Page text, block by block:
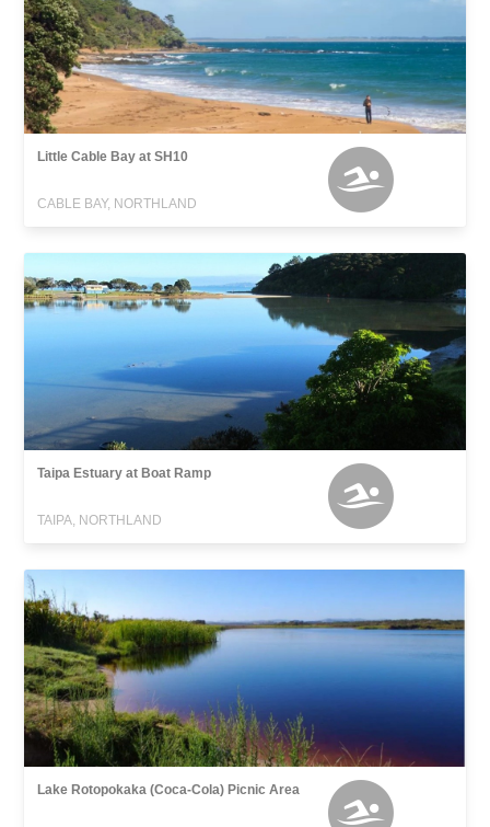
Little Cable Bay at SH10
CABLE BAY, NORTHLAND
Taipa Estuary at Boat Ramp
TAIPA, NORTHLAND
Lake Rotopokaka (Coca-Cola) Picnic Area